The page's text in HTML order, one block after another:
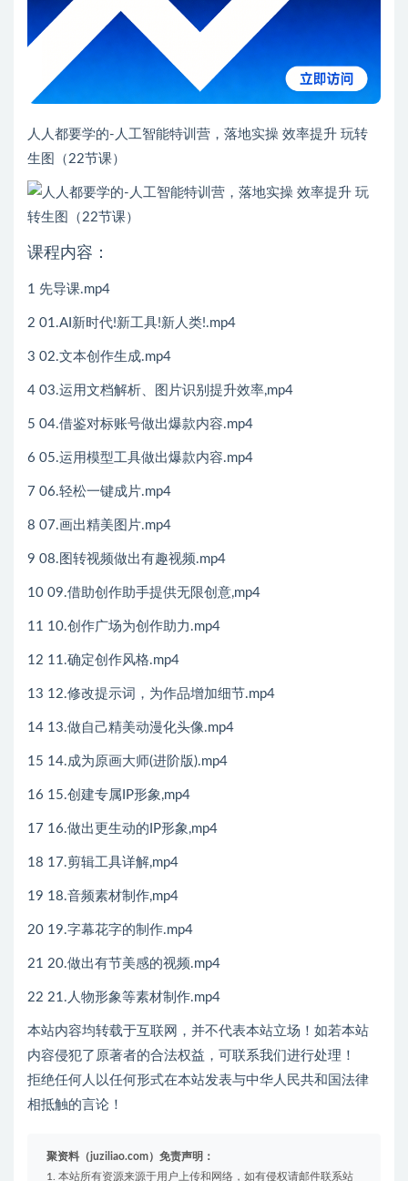
人人都要学的-人工智能特训营，落地实操 效率提升 玩转
生图（22节课）
课程内容：
1 先导课.mp4
2 01.AI新时代!新工具!新人类!.mp4
3 02.文本创作生成.mp4
4 03.运用文档解析、图片识别提升效率,mp4
5 04.借鉴对标账号做出爆款内容.mp4
6 05.运用模型工具做出爆款内容.mp4
7 06.轻松一键成片.mp4
8 07.画出精美图片.mp4
9 08.图转视频做出有趣视频.mp4
10 09.借助创作助手提供无限创意,mp4
11 10.创作广场为创作助力.mp4
12 11.确定创作风格.mp4
13 12.修改提示词，为作品增加细节.mp4
14 13.做自己精美动漫化头像.mp4
15 14.成为原画大师(进阶版).mp4
16 15.创建专属IP形象,mp4
17 16.做出更生动的IP形象,mp4
18 17.剪辑工具详解,mp4
19 18.音频素材制作,mp4
20 19.字幕花字的制作.mp4
21 20.做出有节美感的视频.mp4
22 21.人物形象等素材制作.mp4
本站内容均转载于互联网，并不代表本站立场！如若本站
内容侵犯了原著者的合法权益，可联系我们进行处理！
拒绝任何人以任何形式在本站发表与中华人民共和国法律
相抵触的言论！
聚资料（juziliao.com）免责声明：
1. 本站所有资源来源于用户上传和网络，如有侵权请邮件联系站